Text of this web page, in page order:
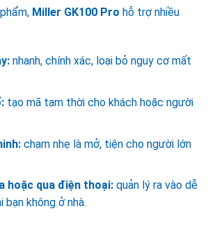
Miller GK100 Pro hỗ trợ nhiều
nhanh, chính xác, loại bỏ nguy cơ mất
tạo mã tạm thời cho khách hoặc người
chạm nhẹ là mở, tiện cho người lớn
hoặc qua điện thoại:quản lý ra vào dễ
bạn không ở nhà.